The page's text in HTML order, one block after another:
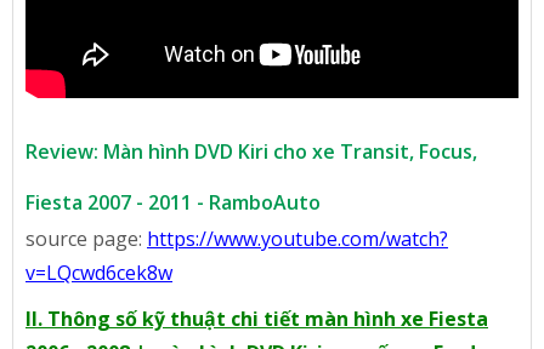
Review: Màn hình DVD Kiri cho xe Transit, Focus,
Fiesta 2007 - 2011 - RamboAuto
source page: https://www.youtube.com/watch?
v=LQcwd6cek8w
II. Thông số kỹ thuật chi tiết màn hình xe Fiesta